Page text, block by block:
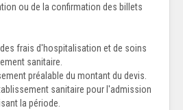
ou de la confirmation des billets
frais d'hospitalisation et de soins
sanitaire.
préalable du montant du devis.
sanitaire pour l'admission
la période.